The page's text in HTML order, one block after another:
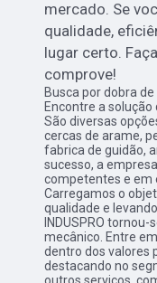
mercado. Se
qualidade,
lugar certo.
comprove!
Busca por dobra
Encontre a
São diversas
cercas de arame,
fabrica de guidão,
sucesso, a
competentes e em
Carregamos o
qualidade e
INDUSPRO
mecânico. Entre
dentro dos valores
destacando no